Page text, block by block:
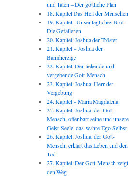
und Taten – Der göttliche Plan
18. Kapitel Das Heil der Menschen
19. Kapitel : Unser tägliches Brot –
Die Gefallenen
20. Kapitel: Joshua der Tröster
21. Kapitel – Joshua der
Barmherzige
22. Kapitel: Der liebende und
vergebende Gott-Mensch
23. Kapitel: Joshua, Herr der
Vergebung
24. Kapitel – Maria Magdalena
25. Kapitel: Joshua, der Gott-
Mensch, offenbart seine und unsere
Geist-Seele, das wahre Ego-Selbst
26. Kapitel: Joshua, der Gott-
Mensch, erklärt das Leben und den
Tod
27. Kapitel: Der Gott-Mensch zeigt
den Weg